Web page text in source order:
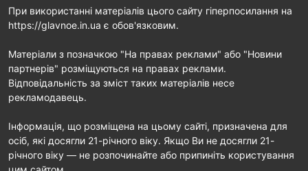
При використанні матеріалів цього сайту гіперпосилання на
https://glavnoe.in.ua є обов'язковим.
Матеріали з позначкою "На правах реклами" або "Новини
партнерів" розміщуються на правах реклами.
Відповідальність за зміст таких матеріалів несе
рекламодавець.
Інформація, що розміщена на цьому сайті, призначена для
осіб, які досягли 21-річного віку. Якщо Ви не досягли 21-
річного віку — не розпочинайте або припиніть користування